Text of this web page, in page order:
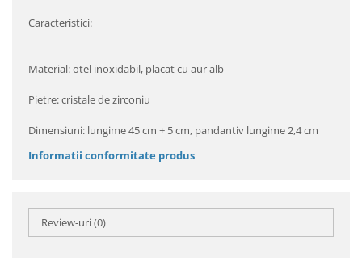
Caracteristici:
Material: otel inoxidabil, placat cu aur alb
Pietre: cristale de zirconiu
Dimensiuni: lungime 45 cm + 5 cm, pandantiv lungime 2,4 cm
Informatii conformitate produs
Review-uri(0)